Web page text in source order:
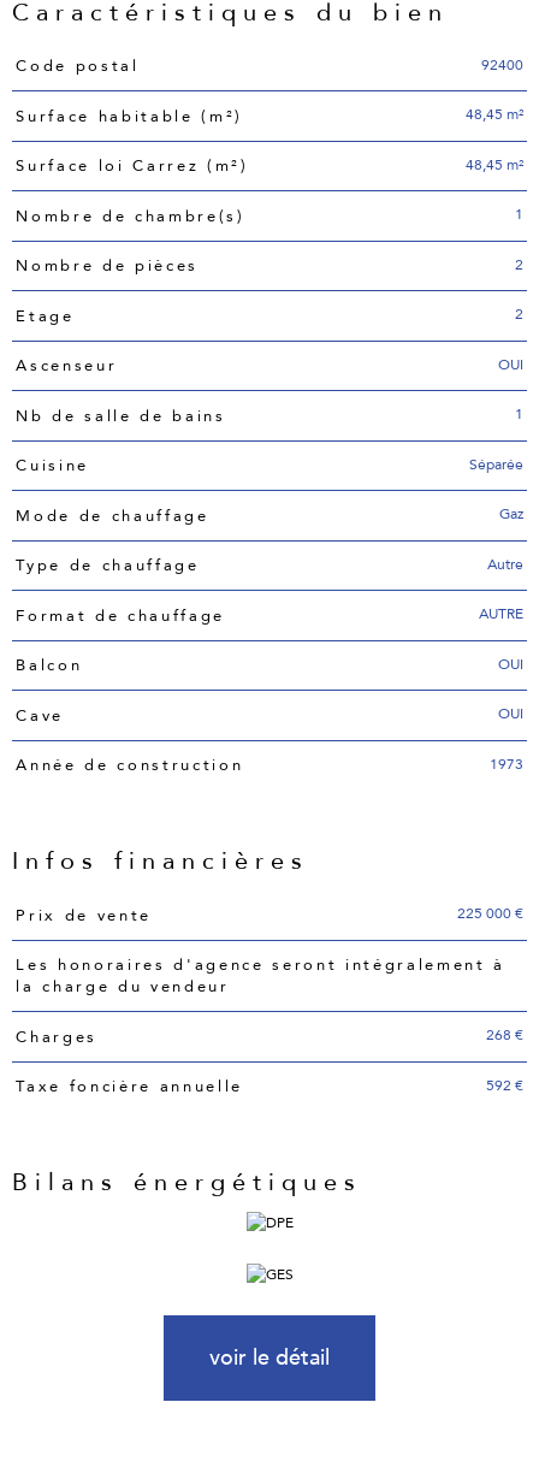
Caractéristiques du bien
Caractéristiques Valeurs
Code postal 92400
Surface habitable (m²) 48,45 m²
Surface loi Carrez (m²) 48,45 m²
Nombre de chambre(s) 1
Nombre de pièces 2
Etage 2
Ascenseur OUI
Nb de salle de bains 1
Cuisine Séparée
Mode de chauffage Gaz
Type de chauffage Autre
Format de chauffage AUTRE
Balcon OUI
Cave OUI
Année de construction 1973
Infos financières
Caractéristiques Valeurs
Prix de vente 225 000 €
Les honoraires d'agence seront intégralement à
la charge du vendeur
Charges 268 €
Taxe foncière annuelle 592 €
Bilans énergétiques
voir le détail